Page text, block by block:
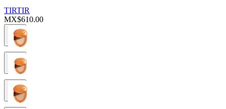
TIRTIR
MX$610.00